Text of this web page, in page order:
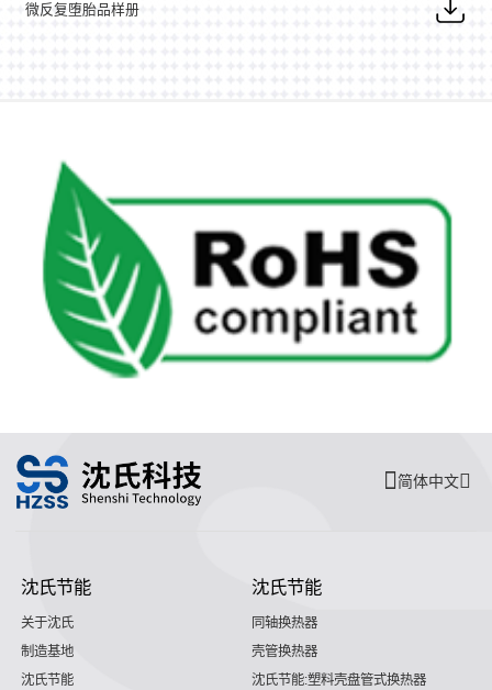
微反复堕胎品样册
简体中文
沈氏节能
关于沈氏
制造基地
沈氏节能
沈氏节能
同轴换热器
壳管换热器
沈氏节能:塑料壳盘管式换热器